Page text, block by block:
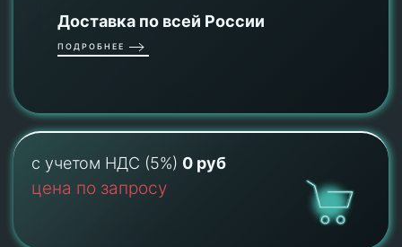
Доставка по всей России
ПОДРОБНЕЕ
с учетом НДС (5%) 0 руб
цена по запросу